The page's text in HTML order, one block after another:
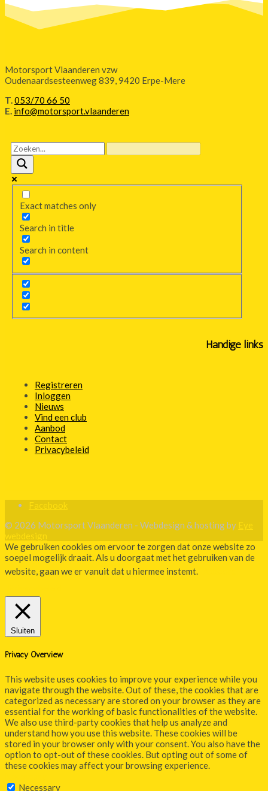
Motorsport Vlaanderen vzw
Oudenaardsesteenweg 839, 9420 Erpe-Mere
T.053/70 66 50
E. info@motorsport.vlaanderen
Exact matches only
Search in title
Search in content
Handige links
Registreren
Inloggen
Nieuws
Vind een club
Aanbod
Contact
Privacybeleid
Facebook
© 2026 Motorsport Vlaanderen - Webdesign & hosting by Eye
webdesign
We gebruiken cookies om ervoor te zorgen dat onze website zo
soepel mogelijk draait. Als u doorgaat met het gebruiken van de
website, gaan we er vanuit dat u hiermee instemt.
Sluiten
Privacy Overview
This website uses cookies to improve your experience while you
navigate through the website. Out of these, the cookies that are
categorized as necessary are stored on your browser as they are
essential for the working of basic functionalities of the website.
We also use third-party cookies that help us analyze and
understand how you use this website. These cookies will be
stored in your browser only with your consent. You also have the
option to opt-out of these cookies. But opting out of some of
these cookies may affect your browsing experience.
Necessary